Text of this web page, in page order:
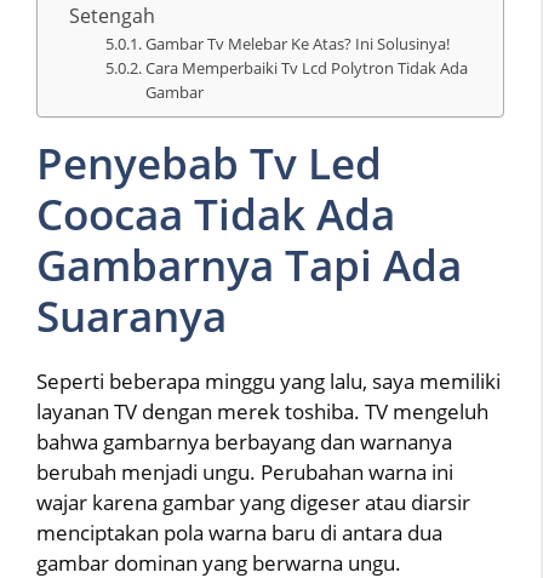
Setengah
Gambar Tv Melebar Ke Atas? Ini Solusinya!
Cara Memperbaiki Tv Lcd Polytron Tidak Ada
Gambar
Penyebab Tv Led
Coocaa Tidak Ada
Gambarnya Tapi Ada
Suaranya
Seperti beberapa minggu yang lalu, saya memiliki
layanan TV dengan merek toshiba. TV mengeluh
bahwa gambarnya berbayang dan warnanya
berubah menjadi ungu. Perubahan warna ini
wajar karena gambar yang digeser atau diarsir
menciptakan pola warna baru di antara dua
gambar dominan yang berwarna ungu.